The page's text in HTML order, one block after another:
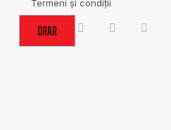
Termeni și condiții
ORAR